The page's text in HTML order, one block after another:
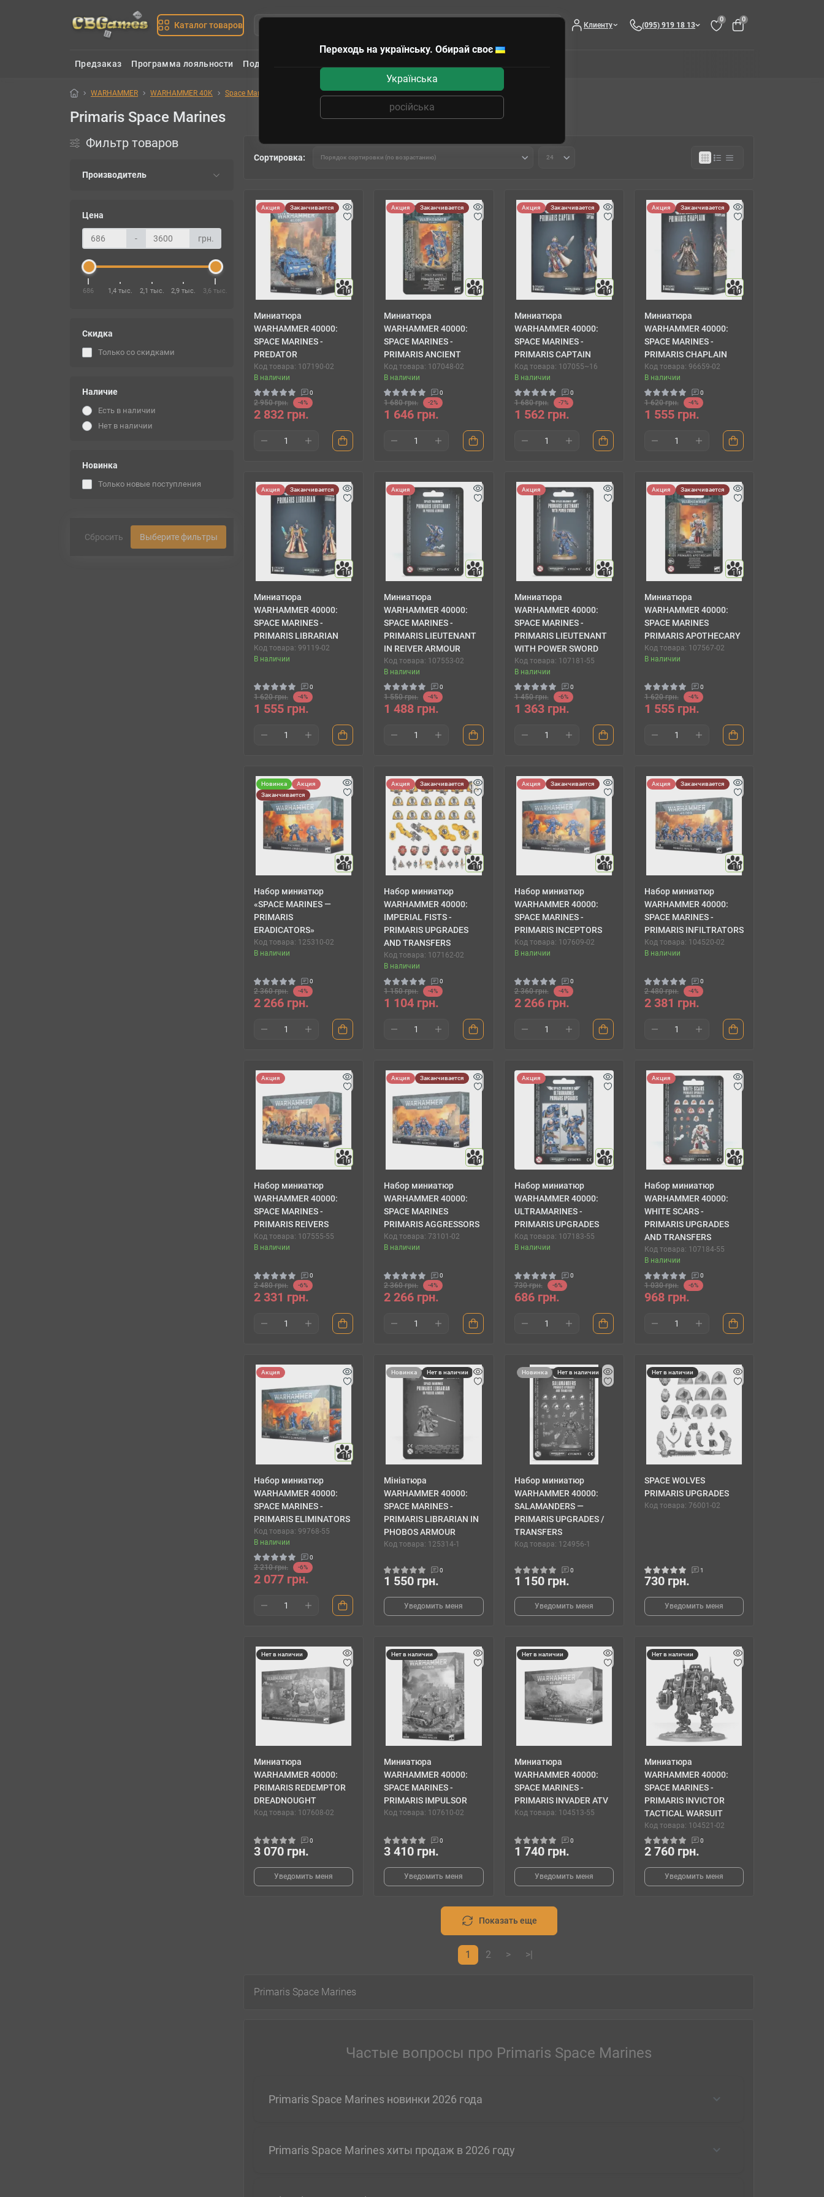
Каталог товаров Клиенту (095) 919 18 13
0 0
Предзаказ Программа лояльности Подарочные сертификаты
WARHAMMER WARHAMMER 40K Space Marines Primaris Space Marines
Primaris Space Marines
Фильтр товаров
Производитель
Цена
- грн.
686 1,4 тыс. 2,1 тыс. 2,9 тыс. 3,6 тыс.
Скидка
Только со cкидками
Наличие
Есть в наличии
Нет в наличии
Новинка
Только новые поступления
Сбросить Выберите фильтры
Сортировка:
Акция Заканчивается
10
Миниатюра
WARHAMMER 40000:
SPACE MARINES -
PREDATOR
Код товара: 107190-02
В наличии
0
2 950 грн. -4%
2 832 грн.
Акция Заканчивается
10
Миниатюра
WARHAMMER 40000:
SPACE MARINES -
PRIMARIS ANCIENT
Код товара: 107048-02
В наличии
0
1 680 грн. -2%
1 646 грн.
Акция Заканчивается
10
Миниатюра
WARHAMMER 40000:
SPACE MARINES -
PRIMARIS CAPTAIN
Код товара: 107055~16
В наличии
0
1 680 грн. -7%
1 562 грн.
Акция Заканчивается
10
Миниатюра
WARHAMMER 40000:
SPACE MARINES -
PRIMARIS CHAPLAIN
Код товара: 96659-02
В наличии
0
1 620 грн. -4%
1 555 грн.
Акция Заканчивается
10
Миниатюра
WARHAMMER 40000:
SPACE MARINES -
PRIMARIS LIBRARIAN
Код товара: 99119-02
В наличии
0
1 620 грн. -4%
1 555 грн.
Акция
10
Миниатюра
WARHAMMER 40000:
SPACE MARINES -
PRIMARIS LIEUTENANT
IN REIVER ARMOUR
Код товара: 107553-02
В наличии
0
1 550 грн. -4%
1 488 грн.
Акция
10
Миниатюра
WARHAMMER 40000:
SPACE MARINES -
PRIMARIS LIEUTENANT
WITH POWER SWORD
Код товара: 107181-55
В наличии
0
1 450 грн. -6%
1 363 грн.
Акция Заканчивается
10
Миниатюра
WARHAMMER 40000:
SPACE MARINES
PRIMARIS APOTHECARY
Код товара: 107567-02
В наличии
0
1 620 грн. -4%
1 555 грн.
Новинка
Акция
Заканчивается
10
Набор миниатюр
«SPACE MARINES —
PRIMARIS
ERADICATORS»
Код товара: 125310-02
В наличии
0
2 360 грн. -4%
2 266 грн.
Акция Заканчивается
10
Набор миниатюр
WARHAMMER 40000:
IMPERIAL FISTS -
PRIMARIS UPGRADES
AND TRANSFERS
Код товара: 107162-02
В наличии
0
1 150 грн. -4%
1 104 грн.
Акция Заканчивается
10
Набор миниатюр
WARHAMMER 40000:
SPACE MARINES -
PRIMARIS INCEPTORS
Код товара: 107609-02
В наличии
0
2 360 грн. -4%
2 266 грн.
Акция Заканчивается
10
Набор миниатюр
WARHAMMER 40000:
SPACE MARINES -
PRIMARIS INFILTRATORS
Код товара: 104520-02
В наличии
0
2 480 грн. -4%
2 381 грн.
Акция
10
Набор миниатюр
WARHAMMER 40000:
SPACE MARINES -
PRIMARIS REIVERS
Код товара: 107555-55
В наличии
0
2 480 грн. -6%
2 331 грн.
Акция Заканчивается
10
Набор миниатюр
WARHAMMER 40000:
SPACE MARINES
PRIMARIS AGGRESSORS
Код товара: 73101-02
В наличии
0
2 360 грн. -4%
2 266 грн.
Акция
10
Набор миниатюр
WARHAMMER 40000:
ULTRAMARINES -
PRIMARIS UPGRADES
Код товара: 107183-55
В наличии
0
730 грн. -6%
686 грн.
Акция
10
Набор миниатюр
WARHAMMER 40000:
WHITE SCARS -
PRIMARIS UPGRADES
AND TRANSFERS
Код товара: 107184-55
В наличии
0
1 030 грн. -6%
968 грн.
Акция
10
Набор миниатюр
WARHAMMER 40000:
SPACE MARINES -
PRIMARIS ELIMINATORS
Код товара: 99768-55
В наличии
0
2 210 грн. -6%
2 077 грн.
Новинка Нет в наличии
Мініатюра
WARHAMMER 40000:
SPACE MARINES -
PRIMARIS LIBRARIAN IN
PHOBOS ARMOUR
Код товара: 125314-1
0
1 550 грн.
Уведомить меня
Новинка Нет в наличии
Набор миниатюр
WARHAMMER 40000:
SALAMANDERS —
PRIMARIS UPGRADES /
TRANSFERS
Код товара: 124956-1
0
1 150 грн.
Уведомить меня
Нет в наличии
SPACE WOLVES
PRIMARIS UPGRADES
Код товара: 76001-02
1
730 грн.
Уведомить меня
Нет в наличии
Миниатюра
WARHAMMER 40000:
PRIMARIS REDEMPTOR
DREADNOUGHT
Код товара: 107608-02
0
3 070 грн.
Уведомить меня
Нет в наличии
Миниатюра
WARHAMMER 40000:
SPACE MARINES -
PRIMARIS IMPULSOR
Код товара: 107610-02
0
3 410 грн.
Уведомить меня
Нет в наличии
Миниатюра
WARHAMMER 40000:
SPACE MARINES -
PRIMARIS INVADER ATV
Код товара: 104513-55
0
1 740 грн.
Уведомить меня
Нет в наличии
Миниатюра
WARHAMMER 40000:
SPACE MARINES -
PRIMARIS INVICTOR
TACTICAL WARSUIT
Код товара: 104521-02
0
2 760 грн.
Уведомить меня
Показать еще
1 2 > >|
Primaris Space Marines
Частые вопросы про Primaris Space Marines
Primaris Space Marines новинки 2026 года
Primaris Space Marines хиты продаж в 2026 году
Переходь на українську. Обирай своє
Українська
російська